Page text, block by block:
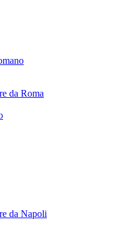
da Roma
da Napoli